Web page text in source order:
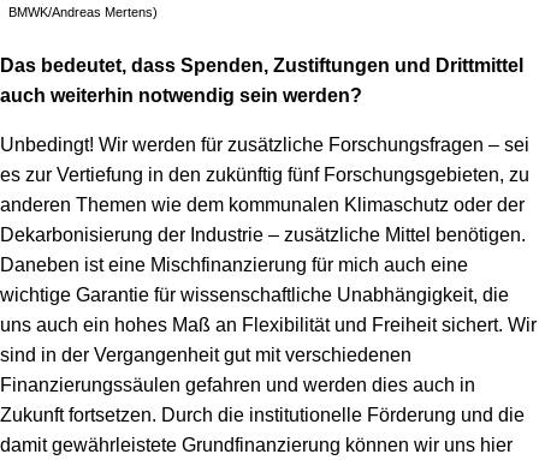
BMWK/Andreas Mertens)
Das bedeutet, dass Spenden, Zustiftungen und Drittmittel
auch weiterhin notwendig sein werden?
Unbedingt! Wir werden für zusätzliche Forschungsfragen – sei
es zur Vertiefung in den zukünftig fünf Forschungsgebieten, zu
anderen Themen wie dem kommunalen Klimaschutz oder der
Dekarbonisierung der Industrie – zusätzliche Mittel benötigen.
Daneben ist eine Mischfinanzierung für mich auch eine
wichtige Garantie für wissenschaftliche Unabhängigkeit, die
uns auch ein hohes Maß an Flexibilität und Freiheit sichert. Wir
sind in der Vergangenheit gut mit verschiedenen
Finanzierungssäulen gefahren und werden dies auch in
Zukunft fortsetzen. Durch die institutionelle Förderung und die
damit gewährleistete Grundfinanzierung können wir uns hier